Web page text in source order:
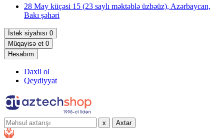
28 May küçəsi 15 (23 saylı məktəblə üzbəüz), Azərbaycan,
Bakı şəhəri
İstək siyahısı 0
Müqayisə et 0
Hesabım
Daxil ol
Qeydiyyat
x Axtar